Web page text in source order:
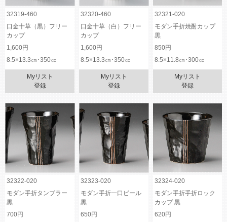
32319-460 32320-460
32321-020
口金十草（黒）フリー
カップ
口金十草（白）フリー
カップ
モダン手折焼酎カップ
黒
1,600円
1,600円
850円
8.5×13.3㎝･350㏄
8.5×13.3㎝･350㏄ 8.5×11.8㎝･300㏄
Myリスト
登録
Myリスト
登録
Myリスト
登録
32322-020 32323-020
32324-020
モダン手折タンブラー
黒
モダン手折一口ビール
黒
モダン手折手折ロック
カップ 黒
700円
650円
620円